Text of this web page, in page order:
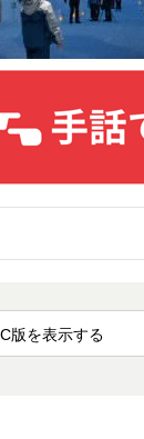
版を表示する